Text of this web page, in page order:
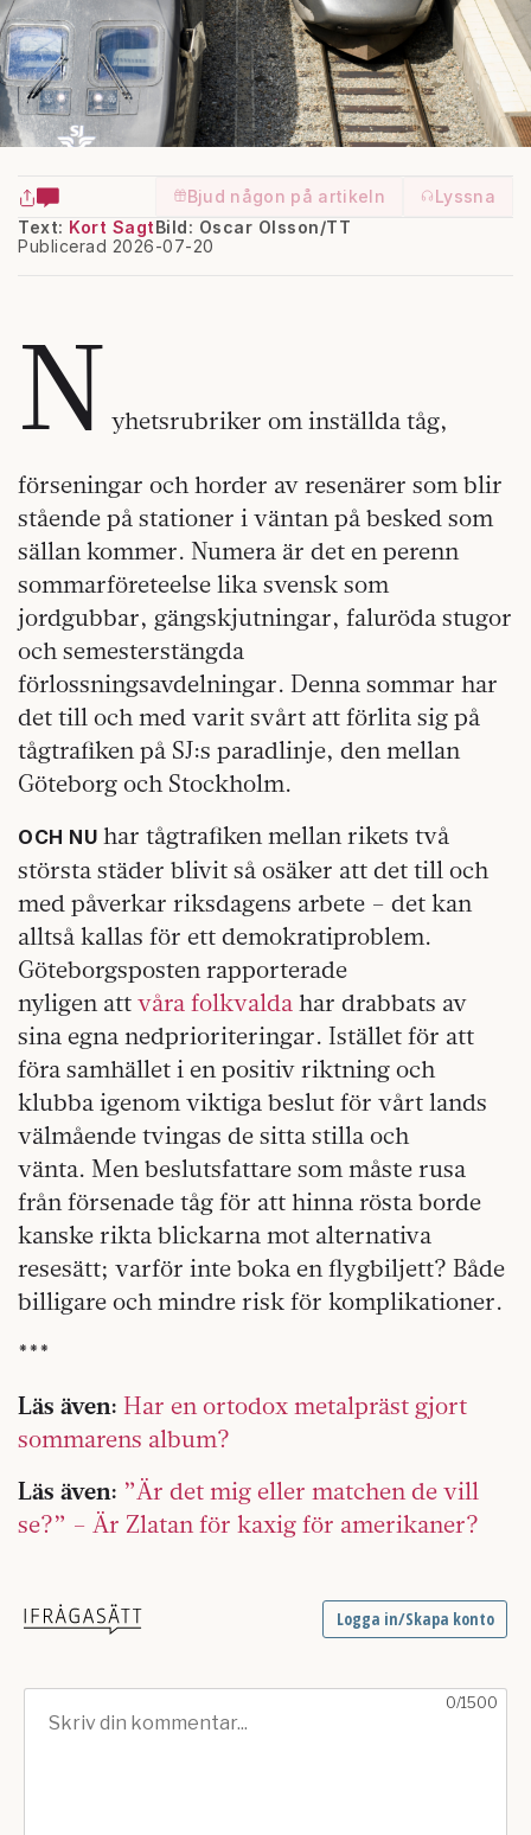
Bjud någon på artikeln
Lyssna
Text: Kort Sagt
Publicerad 2026-07-20
Bild: Oscar Olsson/TT
N yhetsrubriker om inställda tåg,
förseningar och horder av resenärer som blir
stående på stationer i väntan på besked som
sällan kommer. Numera är det en perenn
sommarföreteelse lika svensk som
jordgubbar, gängskjutningar, faluröda stugor
och semesterstängda
förlossningsavdelningar. Denna sommar har
det till och med varit svårt att förlita sig på
tågtrafiken på SJ:s paradlinje, den mellan
Göteborg och Stockholm.
OCH NU har tågtrafiken mellan rikets två
största städer blivit så osäker att det till och
med påverkar riksdagens arbete – det kan
alltså kallas för ett demokratiproblem.
Göteborgsposten rapporterade
nyligen att våra folkvalda har drabbats av
sina egna nedprioriteringar. Istället för att
föra samhället i en positiv riktning och
klubba igenom viktiga beslut för vårt lands
välmående tvingas de sitta stilla och
vänta. Men beslutsfattare som måste rusa
från försenade tåg för att hinna rösta borde
kanske rikta blickarna mot alternativa
resesätt; varför inte boka en flygbiljett? Både
billigare och mindre risk för komplikationer.
***
Läs även: Har en ortodox metalpräst gjort
sommarens album?
Läs även: ”Är det mig eller matchen de vill
se?” – Är Zlatan för kaxig för amerikaner?